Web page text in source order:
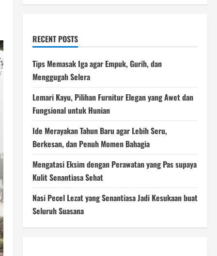
RECENT POSTS
Tips Memasak Iga agar Empuk, Gurih, dan
Menggugah Selera
Lemari Kayu, Pilihan Furnitur Elegan yang Awet dan
Fungsional untuk Hunian
Ide Merayakan Tahun Baru agar Lebih Seru,
Berkesan, dan Penuh Momen Bahagia
Mengatasi Eksim dengan Perawatan yang Pas supaya
Kulit Senantiasa Sehat
Nasi Pecel Lezat yang Senantiasa Jadi Kesukaan buat
Seluruh Suasana